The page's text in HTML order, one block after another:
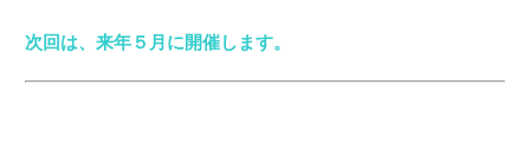
次回は、来年５月に開催します。